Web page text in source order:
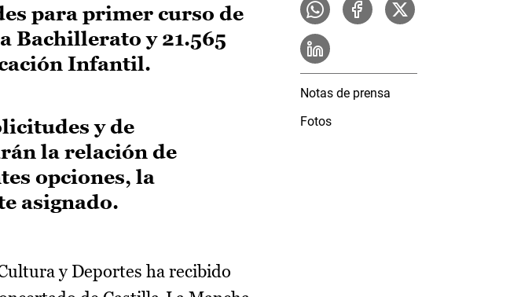
para primer curso de
Bachillerato y 21.565
Infantil.
y de
la relación de
opciones, la
asignado.
y Deportes ha recibido
Notas de prensa
Fotos